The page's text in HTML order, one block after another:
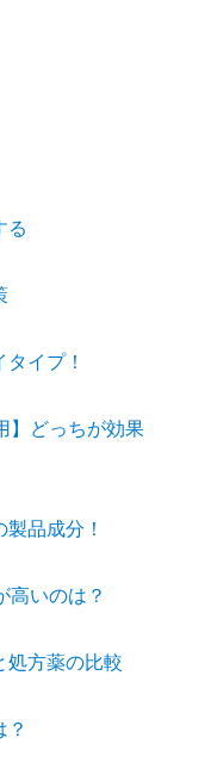
る
イプ！
】どっちが効果
品成分！
高いのは？
処方薬の比較